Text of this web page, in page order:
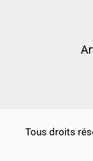
Tous droits